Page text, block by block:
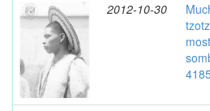
2012-10-30